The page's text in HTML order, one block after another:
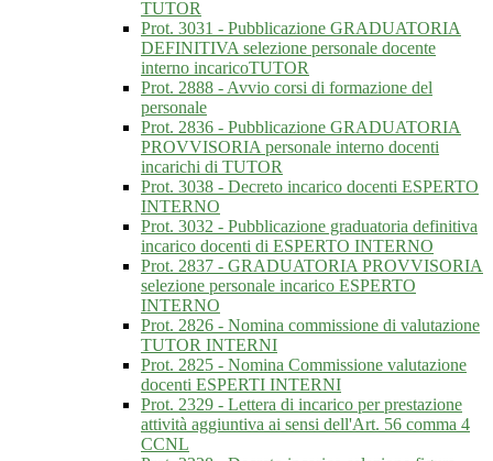
TUTOR
Prot. 3031 - Pubblicazione GRADUATORIA
DEFINITIVA selezione personale docente
interno incaricoTUTOR
Prot. 2888 - Avvio corsi di formazione del
personale
Prot. 2836 - Pubblicazione GRADUATORIA
PROVVISORIA personale interno docenti
incarichi di TUTOR
Prot. 3038 - Decreto incarico docenti ESPERTO
INTERNO
Prot. 3032 - Pubblicazione graduatoria definitiva
incarico docenti di ESPERTO INTERNO
Prot. 2837 - GRADUATORIA PROVVISORIA
selezione personale incarico ESPERTO
INTERNO
Prot. 2826 - Nomina commissione di valutazione
TUTOR INTERNI
Prot. 2825 - Nomina Commissione valutazione
docenti ESPERTI INTERNI
Prot. 2329 - Lettera di incarico per prestazione
attività aggiuntiva ai sensi dell'Art. 56 comma 4
CCNL